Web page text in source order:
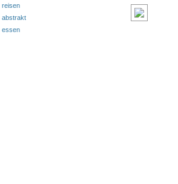
reisen
abstrakt
essen